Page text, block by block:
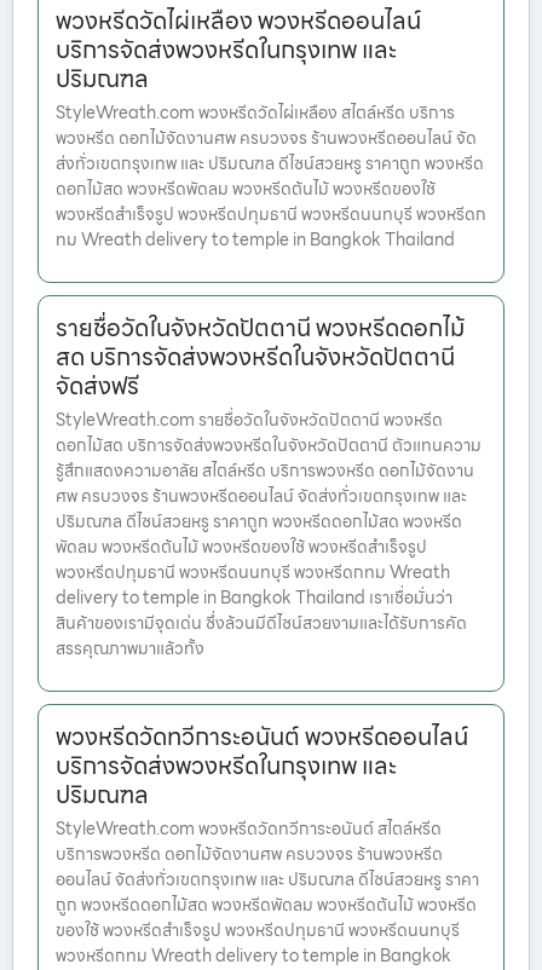
พวงหรีดวัดไผ่เหลือง พวงหรีดออนไลน์
บริการจัดส่งพวงหรีดในกรุงเทพ และ
ปริมณฑล
StyleWreath.com พวงหรีดวัดไผ่เหลือง สไตล์หรีด บริการ
พวงหรีด ดอกไม้จัดงานศพ ครบวงจร ร้านพวงหรีดออนไลน์ จัด
ส่งทั่วเขตกรุงเทพ และ ปริมณฑล ดีไซน์สวยหรู ราคาถูก พวงหรีด
ดอกไม้สด พวงหรีดพัดลม พวงหรีดต้นไม้ พวงหรีดของใช้
พวงหรีดสำเร็จรูป พวงหรีดปทุมธานี พวงหรีดนนทบุรี พวงหรีดก
ทม Wreath delivery to temple in Bangkok Thailand
รายชื่อวัดในจังหวัดปัตตานี พวงหรีดดอกไม้
สด บริการจัดส่งพวงหรีดในจังหวัดปัตตานี
จัดส่งฟรี
StyleWreath.com รายชื่อวัดในจังหวัดปัตตานี พวงหรีด
ดอกไม้สด บริการจัดส่งพวงหรีดในจังหวัดปัตตานี ตัวแทนความ
รู้สึกแสดงความอาลัย สไตล์หรีด บริการพวงหรีด ดอกไม้จัดงาน
ศพ ครบวงจร ร้านพวงหรีดออนไลน์ จัดส่งทั่วเขตกรุงเทพ และ
ปริมณฑล ดีไซน์สวยหรู ราคาถูก พวงหรีดดอกไม้สด พวงหรีด
พัดลม พวงหรีดต้นไม้ พวงหรีดของใช้ พวงหรีดสำเร็จรูป
พวงหรีดปทุมธานี พวงหรีดนนทบุรี พวงหรีดกทม Wreath
delivery to temple in Bangkok Thailand เราเชื่อมั่นว่า
สินค้าของเรามีจุดเด่น ซึ่งล้วนมีดีไซน์สวยงามและได้รับการคัด
สรรคุณภาพมาแล้วทั้ง
พวงหรีดวัดทวีการะอนันต์ พวงหรีดออนไลน์
บริการจัดส่งพวงหรีดในกรุงเทพ และ
ปริมณฑล
StyleWreath.com พวงหรีดวัดทวีการะอนันต์ สไตล์หรีด
บริการพวงหรีด ดอกไม้จัดงานศพ ครบวงจร ร้านพวงหรีด
ออนไลน์ จัดส่งทั่วเขตกรุงเทพ และ ปริมณฑล ดีไซน์สวยหรู ราคา
ถูก พวงหรีดดอกไม้สด พวงหรีดพัดลม พวงหรีดต้นไม้ พวงหรีด
ของใช้ พวงหรีดสำเร็จรูป พวงหรีดปทุมธานี พวงหรีดนนทบุรี
พวงหรีดกทม Wreath delivery to temple in Bangkok